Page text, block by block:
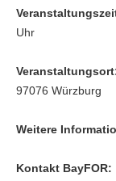
Uhr
97076 Würzburg
Weitere
Kontakt BayFOR: